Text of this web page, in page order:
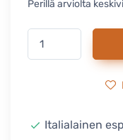
Perillä arviolta
Italialainen